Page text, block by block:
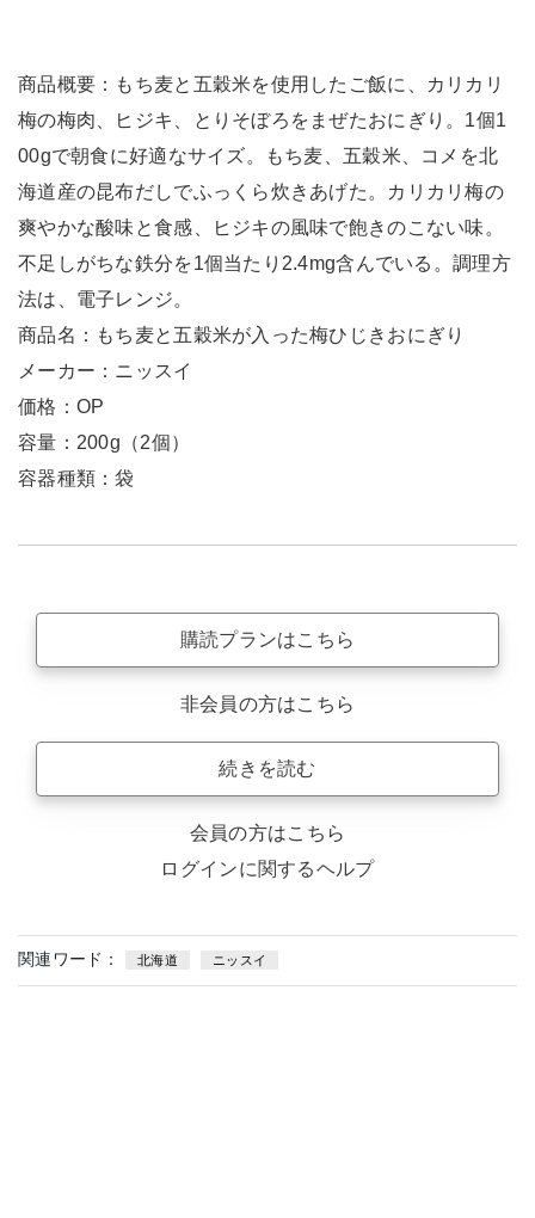
商品概要：もち麦と五穀米を使用したご飯に、カリカリ
梅の梅肉、ヒジキ、とりそぼろをまぜたおにぎり。1個1
00gで朝食に好適なサイズ。もち麦、五穀米、コメを北
海道産の昆布だしでふっくら炊きあげた。カリカリ梅の
爽やかな酸味と食感、ヒジキの風味で飽きのこない味。
不足しがちな鉄分を1個当たり2.4mg含んでいる。調理方
法は、電子レンジ。
商品名：もち麦と五穀米が入った梅ひじきおにぎり
メーカー：ニッスイ
価格：OP
容量：200g（2個）
容器種類：袋
購読プランはこちら
非会員の方はこちら
続きを読む
会員の方はこちら
ログインに関するヘルプ
関連ワード： 北海道 ニッスイ